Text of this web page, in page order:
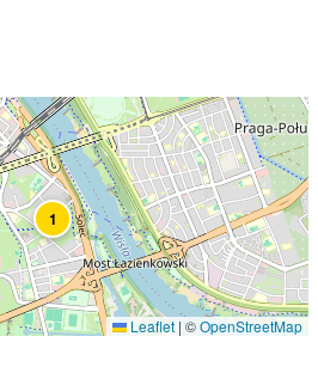
1
Leaflet | ©OpenStreetMap